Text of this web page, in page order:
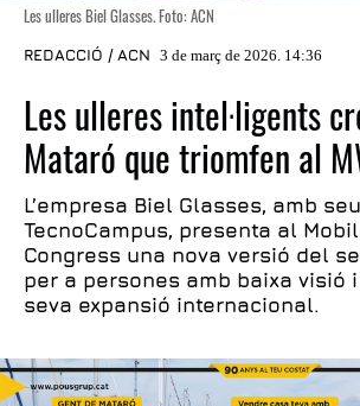
Les ulleres Biel Glasses. Foto: ACN
REDACCIÓ / ACN 3 de març de 2026. 14:36
Les ulleres intel·ligents
Mataró que triomfen al
L’empresa Biel Glasses, amb
TecnoCampus, presenta al
Congress una nova versió del
per a persones amb baixa visió
seva expansió internacional.